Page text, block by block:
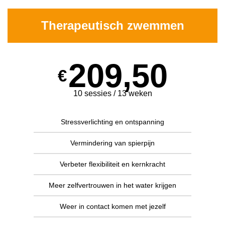
Therapeutisch zwemmen
€209,50
10 sessies / 13 weken
Stressverlichting en ontspanning
Vermindering van spierpijn
Verbeter flexibiliteit en kernkracht
Meer zelfvertrouwen in het water krijgen
Weer in contact komen met jezelf